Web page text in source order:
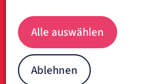
Navigationspfad
ARTEMED FACHKLINIK MÜNCHEN
Ärztlicher Dienst -
die den
Alle auswählen
Ablehnen